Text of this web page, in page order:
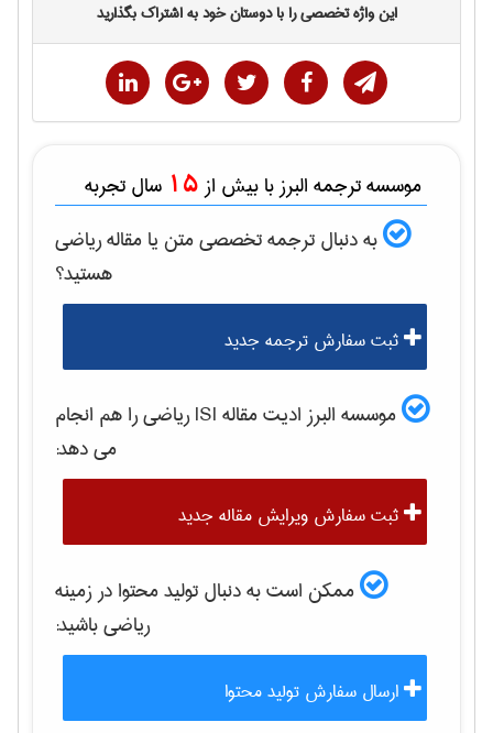
این واژه تخصصی را با دوستان خود به اشتراک بگذارید
موسسه ترجمه البرز با بیش از 15 سال تجربه
به دنبال ترجمه تخصصی متن یا مقالهرياضی
هستید؟
ثبت سفارش ترجمه جدید
موسسه البرز ادیت مقاله ISI رياضیرا هم انجام
می دهد:
ثبت سفارش ویرایش مقاله جدید
ممکن است به دنبال تولید محتوا در زمینه
رياضیباشید:
ارسال سفارش تولید محتوا